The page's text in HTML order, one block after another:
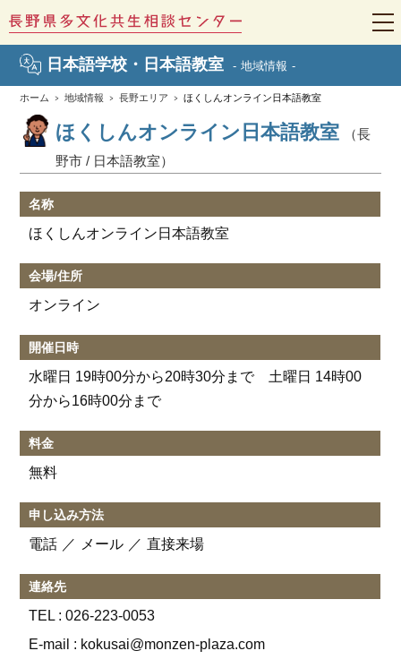
t
日本語学校・日本語教室 地域情報
ホーム 地域情報 長野エリア ほくしんオンライン日本語教室
ほくしんオンライン日本語教室
（長
野市 / 日本語教室）
名称
ほくしんオンライン日本語教室
会場/住所
オンライン
開催日時
水曜日 19時00分から20時30分まで 土曜日 14時00
分から16時00分まで
料金
無料
申し込み方法
電話 メール 直接来場
連絡先
TEL :026-223-0053
E-mail : kokusai@monzen-plaza.com